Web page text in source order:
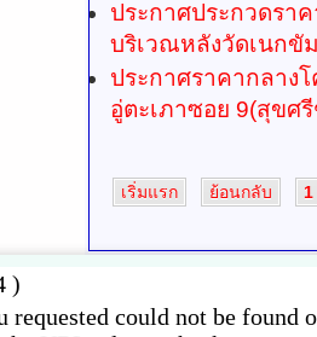
ประกาศประกวดรา
บริเวณหลังวัดเนกขั
ประกาศราคากลาง
อู่ตะเภาซอย 9(สุขศ
เริ่มแรก ย้อนกลับ 1